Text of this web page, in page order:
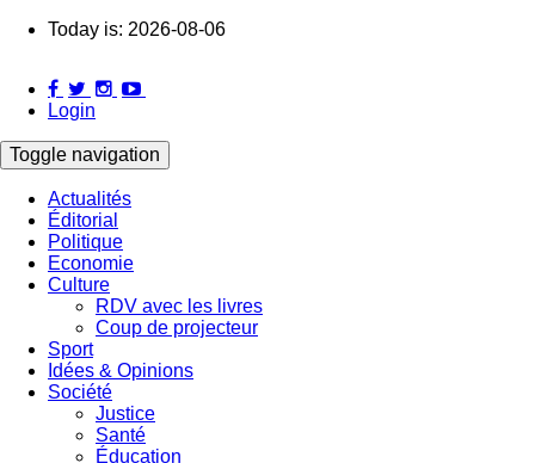
Skip
content
Today is: 2026-08-06
Login
Toggle navigation
Main
navigation
Actualités
Éditorial
Politique
Economie
Culture
RDV avec les livres
Coup de projecteur
Sport
Idées & Opinions
Société
Justice
Santé
Éducation